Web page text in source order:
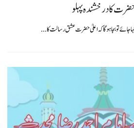
کا درخشندہ پہلو
تو بجاہوگا کہ اعلیٰ حضرت عشق رسالت کا...